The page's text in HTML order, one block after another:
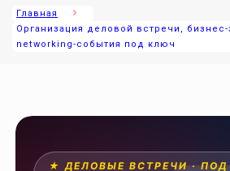
Главная
Организация деловой встречи, бизнес-
networking-события под ключ
★ ДЕЛОВЫЕ ВСТРЕЧИ ·